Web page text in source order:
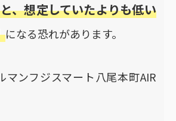
、想定していたよりも低い
になる恐れがあります。
マンフジスマート八尾本町AIR